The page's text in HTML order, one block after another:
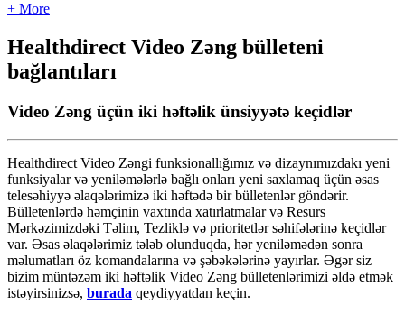
+ More
Healthdirect Video Zəng bülleteni
bağlantıları
Video Zəng üçün iki həftəlik ünsiyyətə keçidlər
Healthdirect Video Zəngi funksionallığımız və dizaynımızdakı yeni
funksiyalar və yeniləmələrlə bağlı onları yeni saxlamaq üçün əsas
telesəhiyyə əlaqələrimizə iki həftədə bir bülletenlər göndərir.
Bülletenlərdə həmçinin vaxtında xatırlatmalar və Resurs
Mərkəzimizdəki Təlim, Tezliklə və prioritetlər səhifələrinə keçidlər
var. Əsas əlaqələrimiz tələb olunduqda, hər yeniləmədən sonra
məlumatları öz komandalarına və şəbəkələrinə yayırlar. Əgər siz
bizim müntəzəm iki həftəlik Video Zəng bülletenlərimizi əldə etmək
istəyirsinizsə, burada qeydiyyatdan keçin.